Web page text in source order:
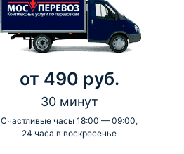
от 490 руб.
30 минут
Счастливые часы 18:00 — 09:00,
24 часа в воскресенье
-